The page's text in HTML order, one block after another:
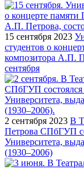
15 сентября 2023
студентов о
композитора А.П.
сентября
2 сентября 2023 В
Петрова СПбГУП
Университета,
(1930–2006)